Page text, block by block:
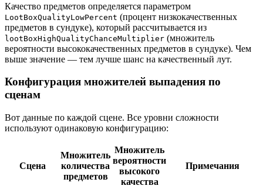
Качество предметов определяется параметром
LootBoxQualityLowPercent (процент низкокачественных
предметов в сундуке), который рассчитывается из
lootBoxHighQualityChanceMultiplier (множитель
вероятности высококачественных предметов в сундуке). Чем
выше значение — тем лучше шанс на качественный лут.
Конфигурация множителей выпадения по
сценам
Вот данные по каждой сцене. Все уровни сложности
используют одинаковую конфигурацию:
Сцена
Множитель
количества
предметов
Множитель
вероятности
высокого
качества
Примечания